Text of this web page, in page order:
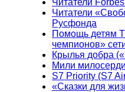
Читатели
Читатели
Русфонда
Помощь детям
чемпионов»
Крылья добра
Мили
S7 Priority (S7
«Сказки для